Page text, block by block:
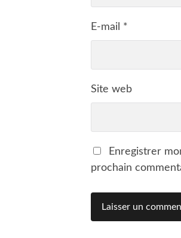
E-mail *
Site web
Enregistrer
prochain